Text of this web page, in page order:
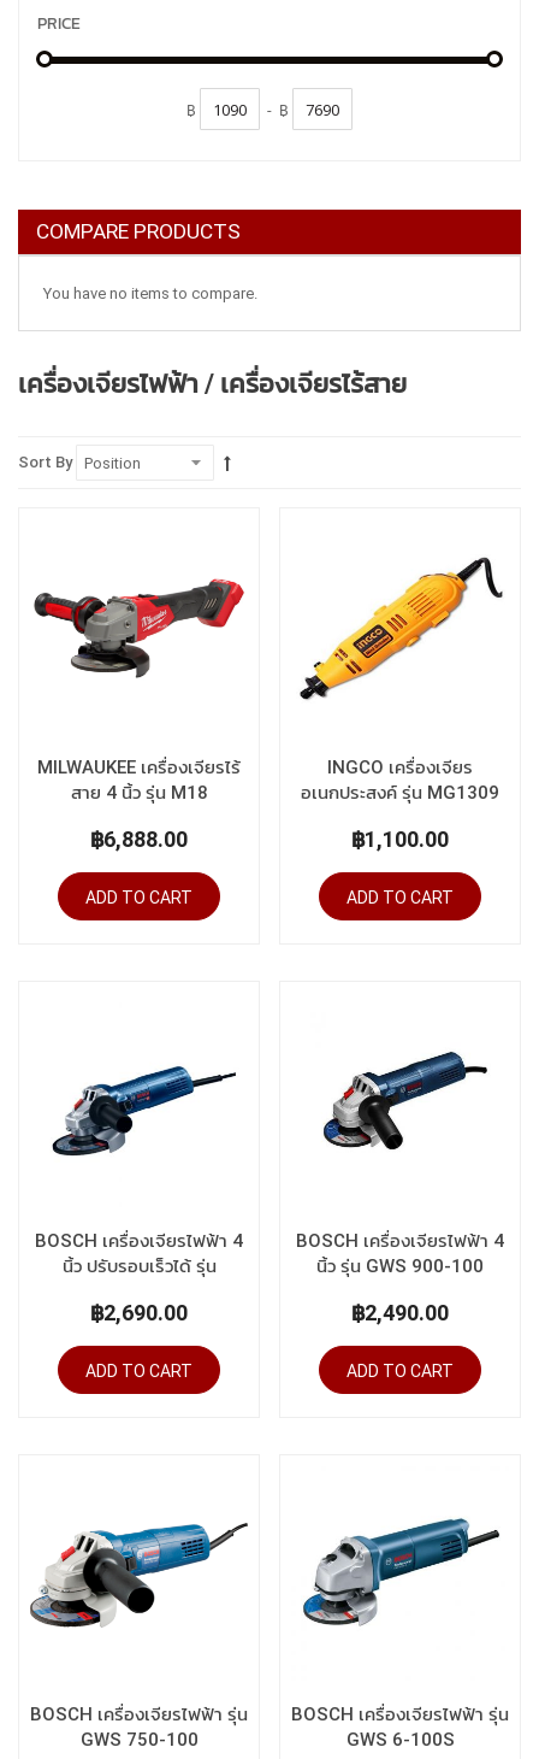
เครื่องเจียรไฟฟ้า / เครื่องเจียรไร้สาย
Sort By
MILWAUKEE เครื่องเจียรไร้
สาย 4 นิ้ว รุ่น M18
เปล่า)
฿6,888.00
ADD TO CART
INGCO เครื่องเจียร
อเนกประสงค์ รุ่น MG1309
฿1,100.00
ADD TO CART
BOSCH เครื่องเจียรไฟฟ้า 4
นิ้ว ปรับรอบเร็วได้ รุ่น
฿2,690.00
ADD TO CART
BOSCH เครื่องเจียรไฟฟ้า 4
นิ้ว รุ่น GWS 900-100
฿2,490.00
ADD TO CART
BOSCH เครื่องเจียรไฟฟ้า รุ่น
GWS 750-100
BOSCH เครื่องเจียรไฟฟ้า รุ่น
GWS 6-100S
PRICE
฿ - ฿
COMPARE PRODUCTS
You have no items to compare.